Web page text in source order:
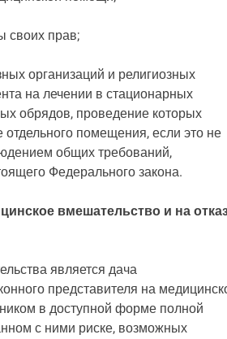
своих прав;
организаций и религиозных
на лечении в стационарных
обрядов, проведение которых
помещения, если это не
общих требований,
Федерального закона.
вмешательство и на
является дача
представителя на
в доступной форме полной
с ними риске, возможных